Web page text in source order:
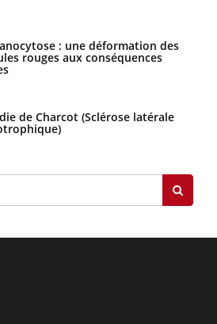
: une déformation des
rouges aux conséquences
de Charcot (Sclérose latérale